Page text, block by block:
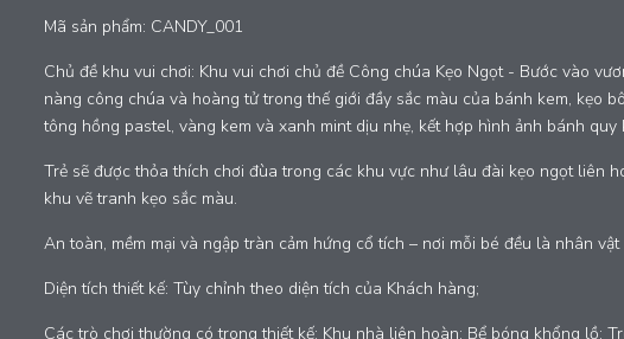
Mã sản phẩm: CANDY_001
Chủ đề khu vui chơi: Khu vui chơi chủ đề Công chúa Kẹo Ngọt - Bước vào
nàng công chúa và hoàng tử trong thế giới đầy sắc màu của bánh kem, kẹo
tông hồng pastel, vàng kem và xanh mint dịu nhẹ, kết hợp hình ảnh bánh
Trẻ sẽ được thỏa thích chơi đùa trong các khu vực như lâu đài kẹo ngọt liên
khu vẽ tranh kẹo sắc màu.
An toàn, mềm mại và ngập tràn cảm hứng cổ tích – nơi mỗi bé đều là nhân
Diện tích thiết kế: Tùy chỉnh theo diện tích của Khách hàng;
Các trò chơi thường có trong thiết kế: Khu nhà liên hoàn; Bể bóng khổng lồ;